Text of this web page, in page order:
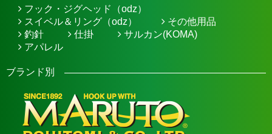
フック・ジグヘッド（odz）
スイベル＆リング（odz）
その他用品
釣針
仕掛
サルカン(KOMA)
アパレル
ブランド別